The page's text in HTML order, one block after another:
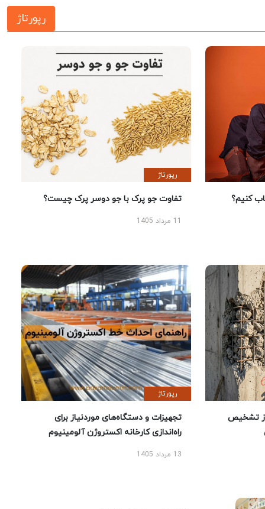
رپورتاژ
کنیم؟
رپورتاژ
تفاوت جو پرک با جو دوسر پرک چیست؟
تشخیص
رپورتاژ
تجهیزات و دستگاه‌های موردنیاز برای
راه‌اندازی کارخانه اکستروژن آلومینیوم
13 مرداد 1405